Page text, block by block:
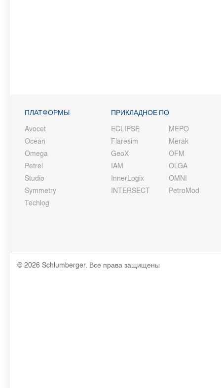
ПЛАТФОРМЫ
Avocet
Ocean
Omega
Petrel
Studio
Symmetry
Techlog
ПРИКЛАДНОЕ ПО
ECLIPSE
Flaresim
GeoX
IAM
InnerLogix
INTERSECT
MEPO
Merak
OFM
OLGA
OMNI
PetroMod
© 2026 Schlumberger. Все права защищены